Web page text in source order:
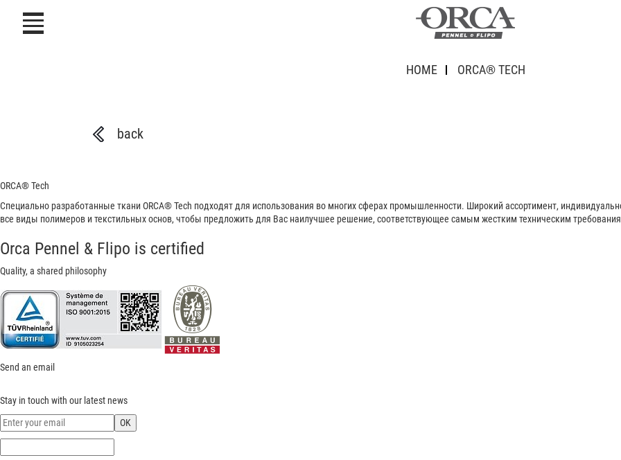
HOME ORCA® TECH
back
ORCA®Tech
Специально разработанные ткани ORCA® Tech подходят для использования во многих сферах промышленности. Широкий ассортимент,
все виды полимеров и текстильных основ, чтобы предложить для Вас наилучшее решение, соответствующее самым жестким техническим
Orca Pennel & Flipo is certified
Quality, a shared philosophy
Send an email
Stay in touch with our latest news